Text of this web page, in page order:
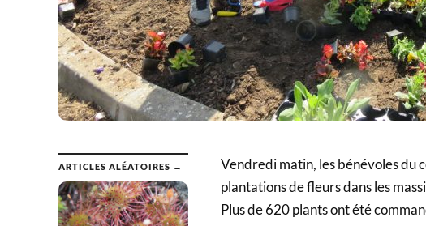
ARTICLES ALÉATOIRES →
Vendredi matin, les bénévoles du
plantations de fleurs dans les
Plus de 620 plants ont été